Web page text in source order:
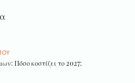
Πόσο κοστίζει το 2027;